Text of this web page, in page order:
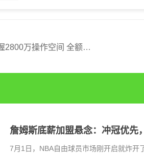
作空间 全额中产签约游刃有余
詹姆斯底薪加盟悬念：冲冠优先
7月1日，NBA自由球员市场刚开启就炸开